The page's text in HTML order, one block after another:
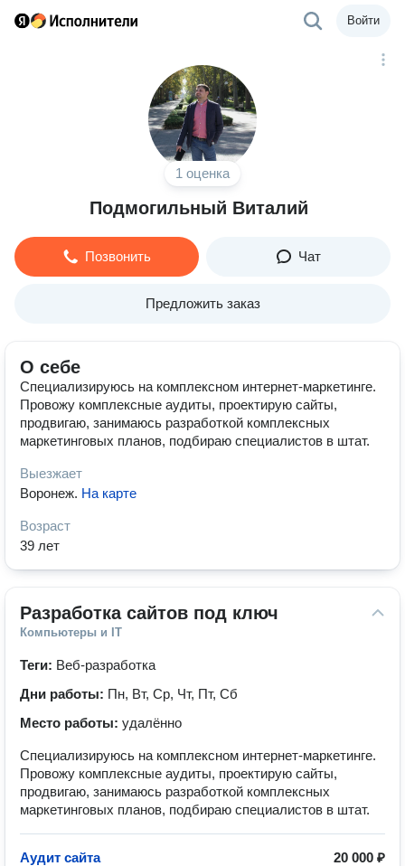
Войти
1 оценка
Подмогильный Виталий
Позвонить Чат
Предложить заказ
О себе
Специализируюсь на комплексном интернет-маркетинге.
Провожу комплексные аудиты, проектирую сайты,
продвигаю, занимаюсь разработкой комплексных
маркетинговых планов, подбираю специалистов в штат.
Выезжает
Воронеж. На карте
Возраст
39 лет
Разработка сайтов под ключ
Компьютеры и IT
Теги: Веб-разработка
Дни работы: Пн, Вт, Ср, Чт, Пт, Сб
Место работы: удалённо
Специализируюсь на комплексном интернет-маркетинге.
Провожу комплексные аудиты, проектирую сайты,
продвигаю, занимаюсь разработкой комплексных
маркетинговых планов, подбираю специалистов в штат.
20 000 ₽
Аудит сайта